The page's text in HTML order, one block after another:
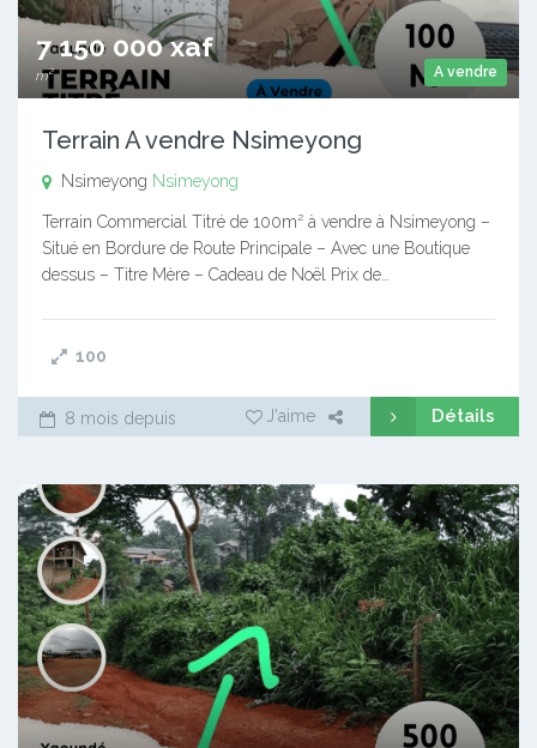
A vendre
7 150 000 xaf
m²
Terrain A vendre Nsimeyong
Nsimeyong Nsimeyong
Terrain Commercial Titré de 100m² à vendre à Nsimeyong –
Situé en Bordure de Route Principale – Avec une Boutique
dessus – Titre Mère – Cadeau de Noël Prix de…
100
8 mois depuis J'aime Détails